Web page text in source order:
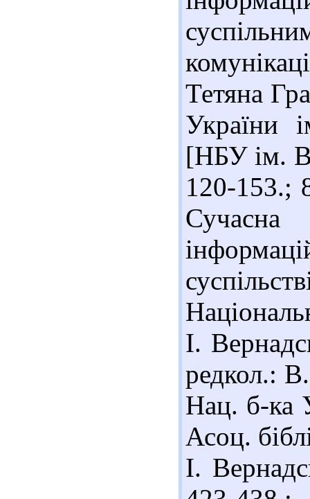
Тетяна
України
[НБУ ім.
120-153.;
І.
редкол.:
Нац. б-ка
Асоц.
І.